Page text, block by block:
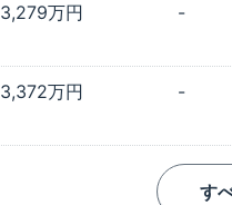
3,279万円 -
3,372万円 -
す